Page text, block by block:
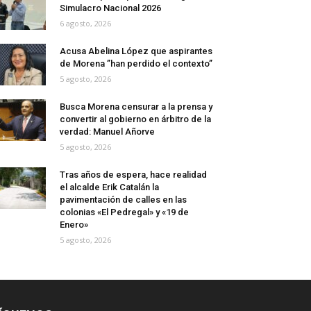
Simulacro Nacional 2026
6 agosto, 2026
Acusa Abelina López que aspirantes
de Morena ”han perdido el contexto”
5 agosto, 2026
Busca Morena censurar a la prensa y
convertir al gobierno en árbitro de la
verdad: Manuel Añorve
5 agosto, 2026
Tras años de espera, hace realidad
el alcalde Erik Catalán la
pavimentación de calles en las
colonias «El Pedregal» y «19 de
Enero»
5 agosto, 2026